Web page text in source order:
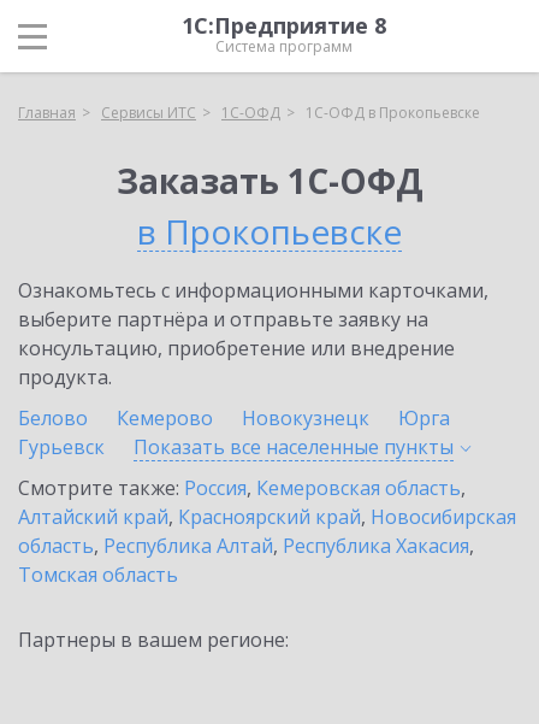
1С:Предприятие 8
Система программ
Главная Сервисы ИТС 1С-ОФД 1С-ОФД в Прокопьевске
Заказать 1С-ОФД
в Прокопьевске
Ознакомьтесь с информационными карточками,
выберите партнёра и отправьте заявку на
консультацию, приобретение или внедрение
продукта.
Белово
Кемерово Новокузнецк
Юрга
Гурьевск
Показать все населенные пункты
Смотрите также: Россия, Кемеровская область,
Алтайский край, Красноярский край, Новосибирская
область, Республика Алтай, Республика Хакасия,
Томская область
Партнеры в вашем регионе: